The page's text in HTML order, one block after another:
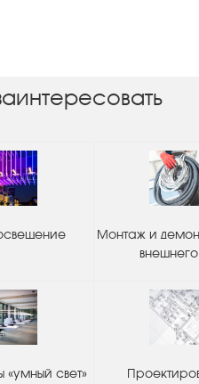
Монтаж и
свет»